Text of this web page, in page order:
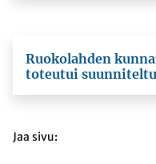
Ruokolahden
toteutui
Jaa sivu: